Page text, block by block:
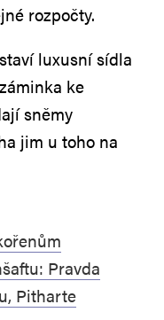
rozpočty.
luxusní sídla
ke
sněmy
jim u toho na
Pravda
Pitharte